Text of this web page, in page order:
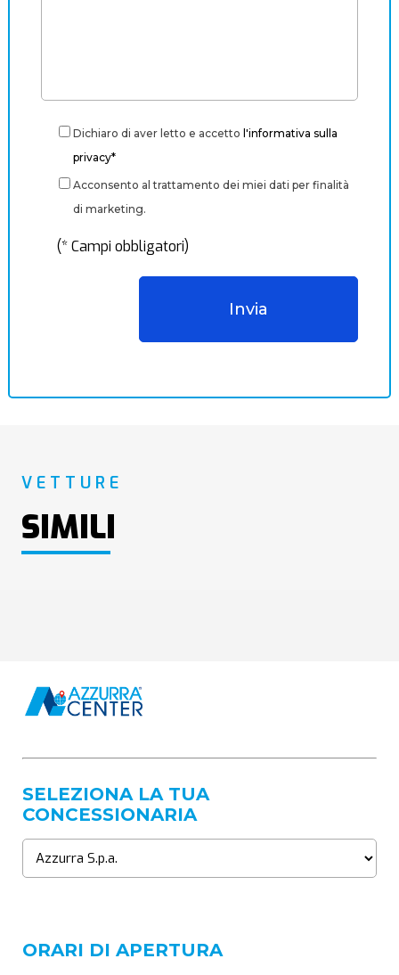
Dichiaro di aver letto e accetto l'informativa sulla
privacy*
Acconsento al trattamento dei miei dati per finalità
di marketing.
(* Campi obbligatori)
VETTURE
SIMILI
SELEZIONA LA TUA
CONCESSIONARIA
ORARI DI APERTURA